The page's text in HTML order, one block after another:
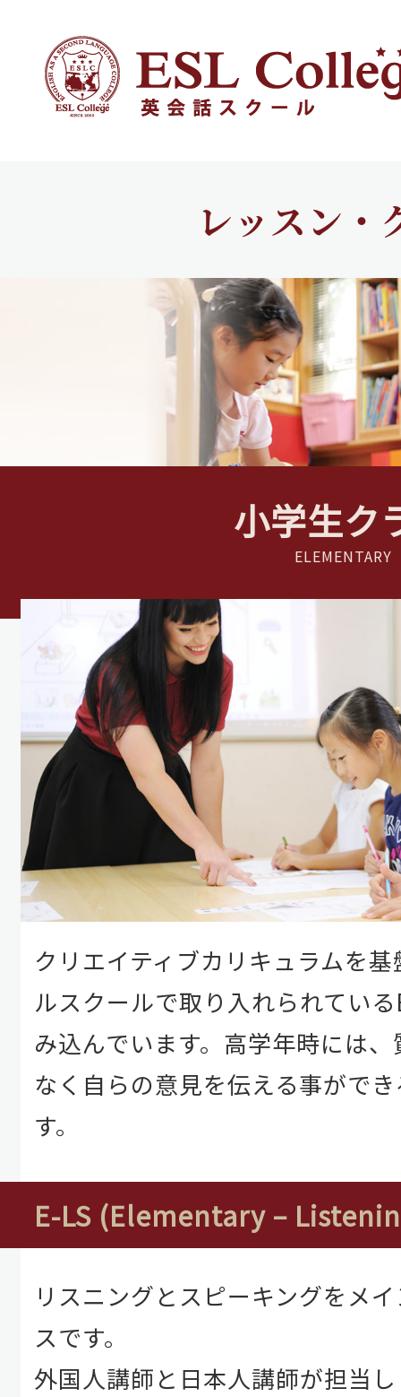
レッスン・
小学生ク
ELEMENTARY
クリエイティブカリキュラムを
ルスクールで取り入れられてい
み込んでいます。高学年時には
なく自らの意見を伝える事がで
す。
E-LS (Elementary –
リスニングとスピーキングをメ
スです。
外国人講師と日本人講師が担当